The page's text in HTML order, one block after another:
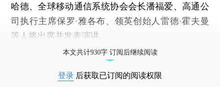
哈德、全球移动通信系统协会会长潘福爱、高通公
司执行主席保罗·雅各布、领英创始人雷德·霍夫曼
等人将出席并发表演讲。
本文共计930字 订阅后继续阅读
登录 后获取已订阅的阅读权限